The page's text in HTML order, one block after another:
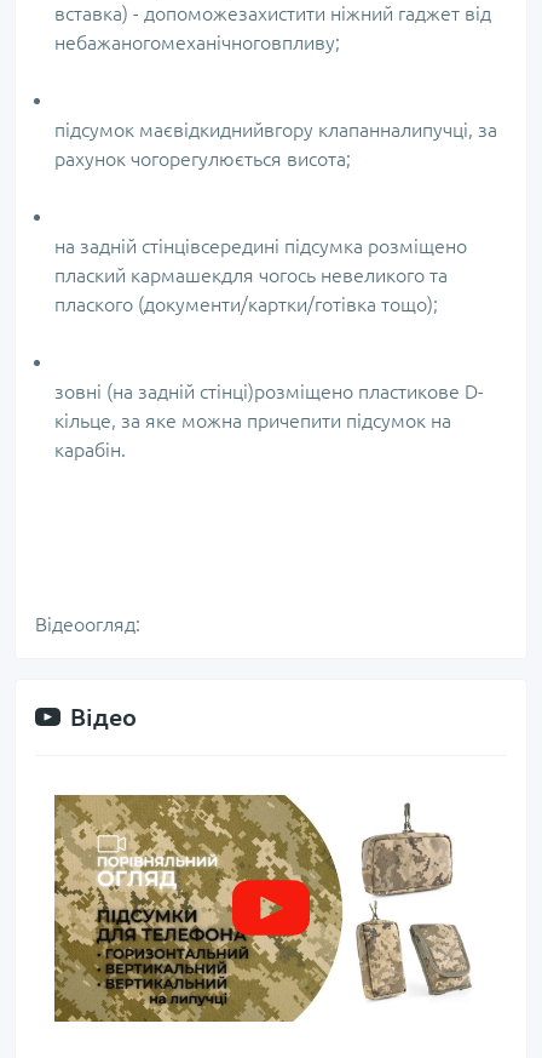
вставка) - допоможезахистити ніжний гаджет від
небажаногомеханічноговпливу;
підсумок маєвідкиднийвгору клапанналипучці, за
рахунок чогорегулюється висота;
на задній стінцівсередині підсумка розміщено
плаский кармашекдля чогось невеликого та
плаского (документи/картки/готівка тощо);
зовні (на задній стінці)розміщено пластикове D-
кільце, за яке можна причепити підсумок на
карабін.
Відеоогляд:
Відео